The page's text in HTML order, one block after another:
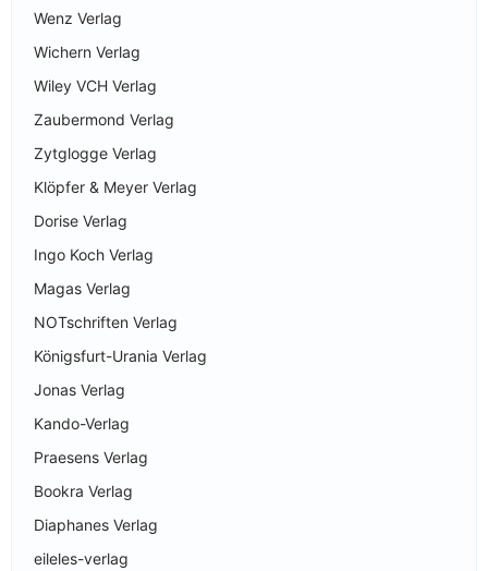
Wenz Verlag
Wichern Verlag
Wiley VCH Verlag
Zaubermond Verlag
Zytglogge Verlag
Klöpfer & Meyer Verlag
Dorise Verlag
Ingo Koch Verlag
Magas Verlag
NOTschriften Verlag
Königsfurt-Urania Verlag
Jonas Verlag
Kando-Verlag
Praesens Verlag
Bookra Verlag
Diaphanes Verlag
eileles-verlag